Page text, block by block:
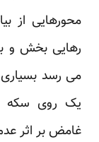
محورهایی از
رهایی بخش و
می رسد بسیاری
یک روی سکه
غامض بر اثر